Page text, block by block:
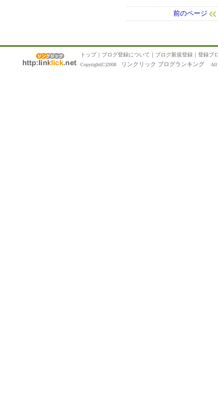
前のページ
トップ｜ ブログ登録について ｜ ブログ新規登録 ｜ 登録ブ
Copyright(C)2008 リンクリック ブログランキング All